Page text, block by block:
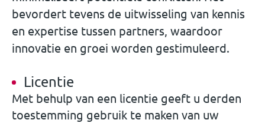
bevordert tevens de uitwisseling van kennis
en expertise tussen partners, waardoor
innovatie en groei worden gestimuleerd.
Licentie
Met behulp van een licentie geeft u derden
toestemming gebruik te maken van uw